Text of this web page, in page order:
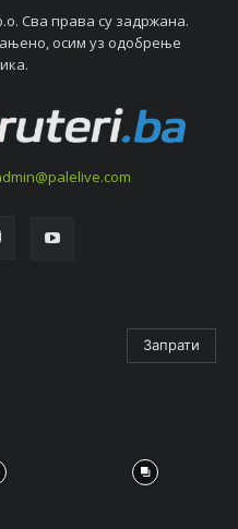
Сва права су задржана.
осим уз одобрeњe
Запрати